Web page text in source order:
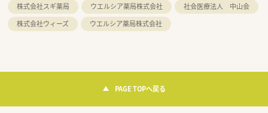
株式会社スギ薬局
ウエルシア薬局株式会社
社会医療法人 中山会
株式会社ウィーズ
ウエルシア薬局株式会社
PAGE TOPへ戻る